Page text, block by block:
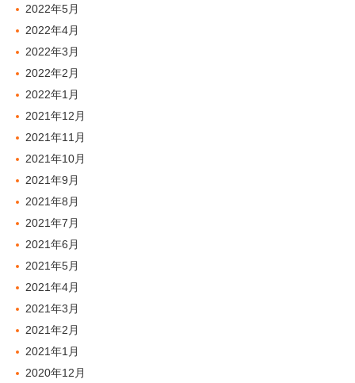
2022年5月
2022年4月
2022年3月
2022年2月
2022年1月
2021年12月
2021年11月
2021年10月
2021年9月
2021年8月
2021年7月
2021年6月
2021年5月
2021年4月
2021年3月
2021年2月
2021年1月
2020年12月